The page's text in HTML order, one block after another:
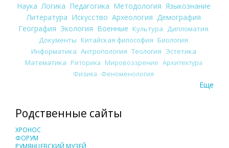
Наука Логика Педагогика Методология Языкознание
Литература Искусство Археология Демография
География Экология Военные Культура
Дипломатия
Документы Китайская философия Биология
Информатика Антропология Теология Эстетика
Математика Риторика Мировоззрение Архитектура
Физика Феноменология
Еще
Родственные сайты
ХРОНОС
ФОРУМ
РУМЯНЦЕВСКИЙ МУЗЕЙ